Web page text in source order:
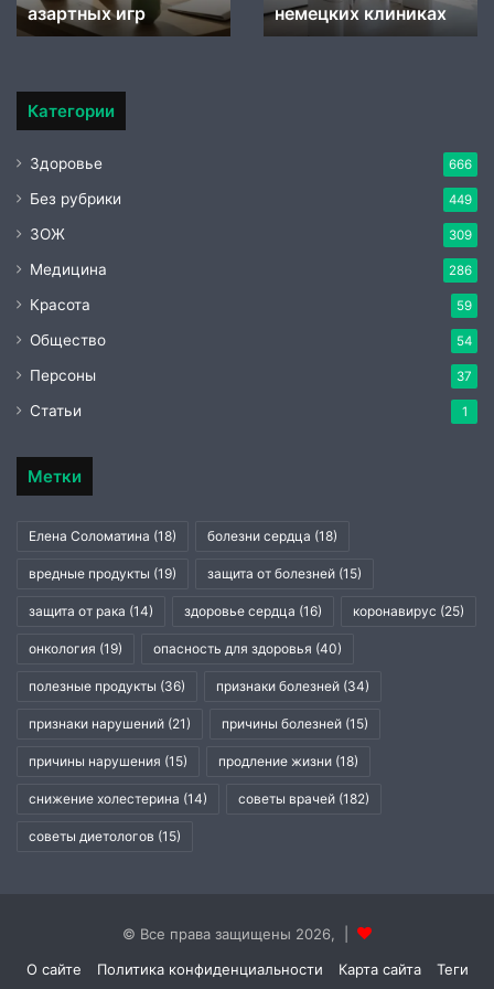
клиниках
биохимию стресса
в
немецких
Категории
Здоровье 666
Без рубрики 449
ЗОЖ 309
Медицина 286
Красота 59
Общество 54
Персоны 37
Статьи 1
Метки
Елена Соломатина (18) болезни сердца (18)
вредные продукты (19) защита от болезней (15)
защита от рака (14) здоровье сердца (16) коронавирус (25)
онкология (19) опасность для здоровья (40)
полезные продукты (36) признаки болезней (34)
признаки нарушений (21) причины болезней (15)
причины нарушения (15) продление жизни (18)
снижение холестерина (14) советы врачей (182)
советы диетологов (15)
© Все права защищены 2026, |
О сайте
Политика конфиденциальности Карта сайта Теги